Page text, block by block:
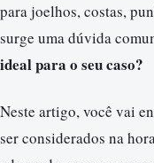
para joelhos, costas,
surge uma dúvida
ideal para o seu caso?
Neste artigo, você vai
ser considerados na